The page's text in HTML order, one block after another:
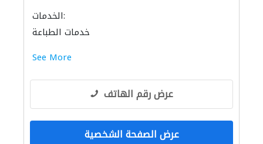
الخدمات:
خدمات الطباعة
See More
عرض رقم الهاتف
عرض الصفحة الشخصية